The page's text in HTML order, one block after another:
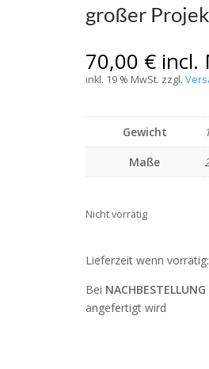
großer
70,00 € incl.
inkl. 19 % MwSt. zzgl.
Gewicht
Maße
Nicht vorrätig
Lieferzeit wenn
Bei NACHBESTELLUNG
angefertigt wird